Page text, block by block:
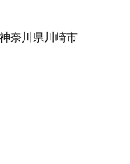
奈川県川崎市